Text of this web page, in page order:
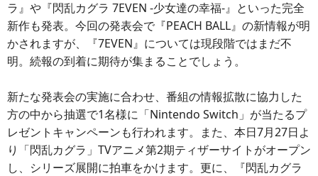
ラ』や『閃乱カグラ 7EVEN -少女達の幸福-』といった完全
新作も発表。今回の発表会で『PEACH BALL』の新情報が明
かされますが、『7EVEN』については現段階ではまだ不
明。続報の到着に期待が集まることでしょう。
新たな発表会の実施に合わせ、番組の情報拡散に協力した
方の中から抽選で1名様に「Nintendo Switch」が当たるプ
レゼントキャンペーンも行われます。また、本日7月27日よ
り「閃乱カグラ」TVアニメ第2期ティザーサイトがオープン
し、シリーズ展開に拍車をかけます。更に、『閃乱カグラ